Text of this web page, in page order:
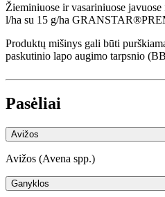
Žieminiuose ir vasariniuose
l/ha su 15 g/ha
Produktų mišinys gali būti
paskutinio lapo augimo tarpsnio
Pasėliai
Avižos
Avižos (Avena spp.)
Ganyklos